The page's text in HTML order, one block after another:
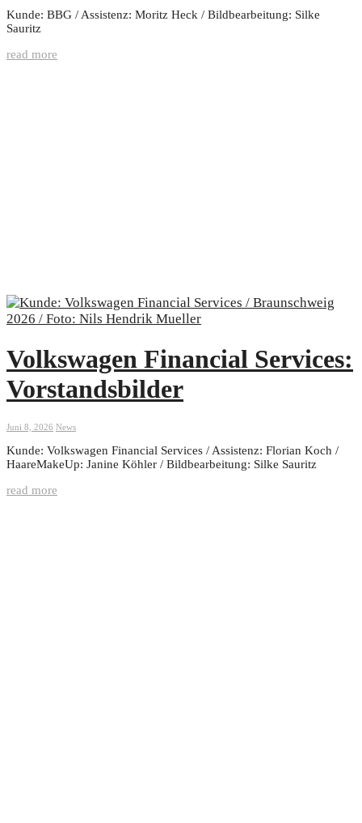
Kunde: BBG / Assistenz: Moritz Heck / Bildbearbeitung: Silke
Sauritz
read more
Volkswagen Financial Services:
Vorstandsbilder
Juni 8, 2026 News
Kunde: Volkswagen Financial Services / Assistenz: Florian Koch /
HaareMakeUp: Janine Köhler / Bildbearbeitung: Silke Sauritz
read more